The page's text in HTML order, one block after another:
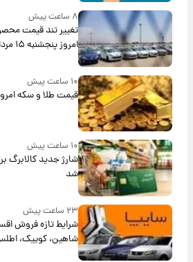
۸ ساعت پیش
تغییر تند قیمت
امروز پنجشنبه ۱۵ مرداد ۱۴۰۵ +جدول
۱۰ ساعت پیش
قیمت طلا و سکه امروز
۱۰ ساعت پیش
شارژ جدید کالابرگ
شد
۲۳ ساعت پیش
شرایط تازه فروش
شاهین، کوییک،
بلندمدت + جدول